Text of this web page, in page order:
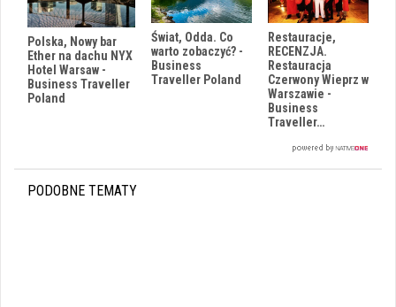
Polska, Nowy bar
Ether na dachu NYX
Hotel Warsaw -
Business Traveller
Poland
Świat, Odda. Co
warto zobaczyć? -
Business
Traveller Poland
Restauracje,
RECENZJA.
Restauracja
Czerwony Wieprz w
Warszawie -
Business
Traveller…
PODOBNE TEMATY